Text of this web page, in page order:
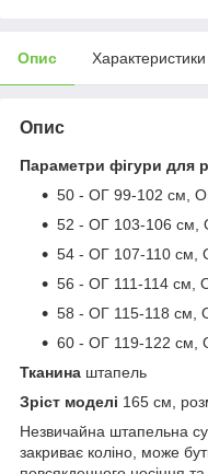
Опис Характеристики
Опис
Параметри фігури для
50 - ОГ 99-102 см,
52 - ОГ 103-106 см,
54 - ОГ 107-110 см,
56 - ОГ 111-114 см,
58 - ОГ 115-118 см,
60 - ОГ 119-122 см,
Тканина штапель
Зріст моделі 165 см,
Незвичайна штапельна
закриває коліно, може